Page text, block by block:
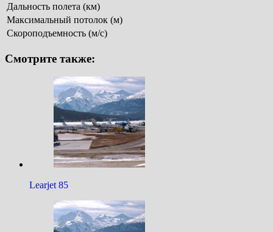
Дальность полета (км)
Максимальный потолок (м)
Скороподъемность (м/c)
Смотрите также:
Learjet 85